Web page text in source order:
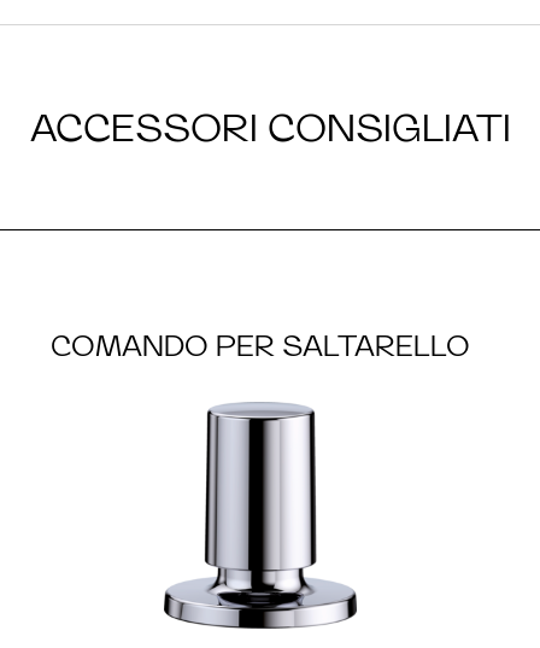
ACCESSORI CONSIGLIATI
COMANDO PER SALTARELLO